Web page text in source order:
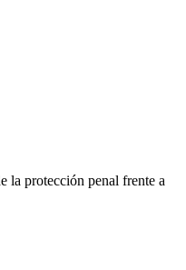
la protección penal frente a